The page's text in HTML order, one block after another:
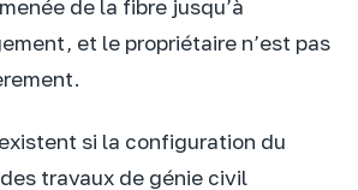
de la fibre jusqu’à
et le propriétaire n’est pas
si la configuration du
travaux de génie civil